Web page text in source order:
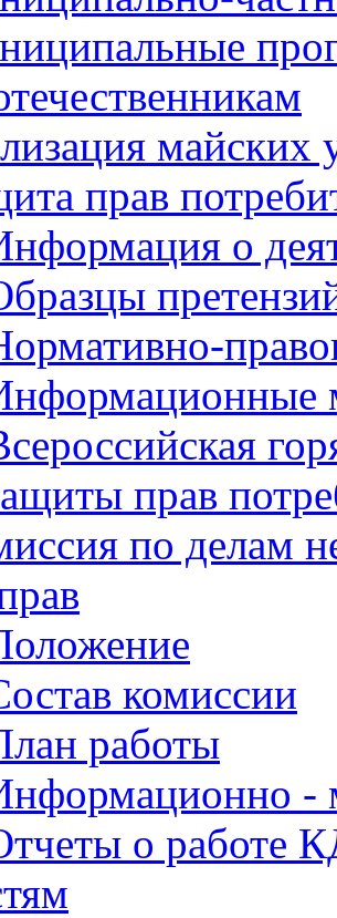
майских
прав
о
прав
по делам
комиссии
работы
-
о работе